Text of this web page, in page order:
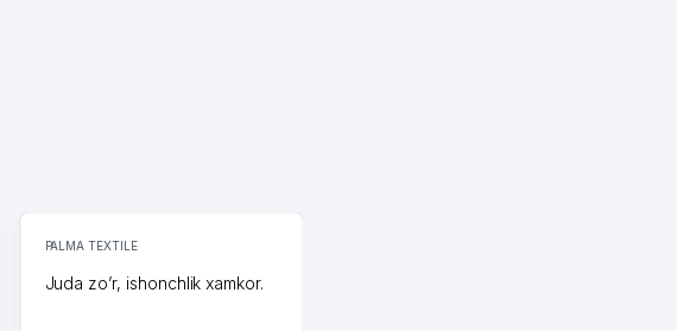
PALMA TEXTILE
Juda zo’r, ishonchlik xamkor.